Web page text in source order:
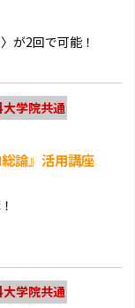
が2回で可能！
学院共通
総論』活用講座
学院共通